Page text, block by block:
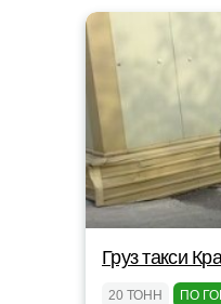
Груз такси
20 ТОНН ПО